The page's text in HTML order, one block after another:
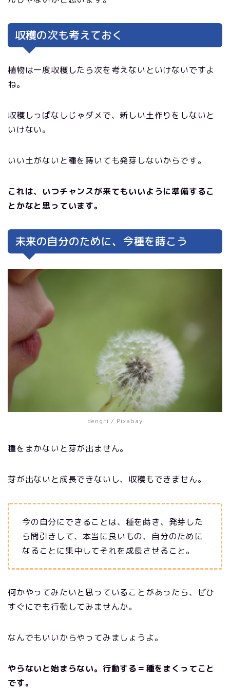
収穫の次も考えておく
植物は一度収穫したら次を考えないといけないですよ
ね。
収穫しっぱなしじゃダメで、新しい土作りをしないと
いけない。
いい土がないと種を蒔いても発芽しないからです。
これは、いつチャンスが来てもいいように準備するこ
とかなと思っています。
未来の自分のために、今種を蒔こう
dengri / Pixabay
種をまかないと芽が出ません。
芽が出ないと成長できないし、収穫もできません。
今の自分にできることは、種を蒔き、発芽した
ら間引きして、本当に良いもの、自分のために
なることに集中してそれを成長させること。
何かやってみたいと思っていることがあったら、ぜひ
すぐにでも行動してみませんか。
なんでもいいからやってみましょうよ。
やらないと始まらない。行動する＝種をまくってこと
です。